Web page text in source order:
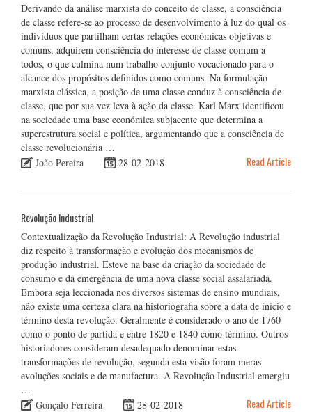
Derivando da análise marxista do conceito de classe, a consciência
de classe refere-se ao processo de desenvolvimento à luz do qual os
indivíduos que partilham certas relações económicas objetivas e
comuns, adquirem consciência do interesse de classe comum a
todos, o que culmina num trabalho conjunto vocacionado para o
alcance dos propósitos definidos como comuns. Na formulação
marxista clássica, a posição de uma classe conduz à consciência de
classe, que por sua vez leva à ação da classe. Karl Marx identificou
na sociedade uma base económica subjacente que determina a
superestrutura social e política, argumentando que a consciência de
classe revolucionária …
João Pereira
28-02-2018 Read Article
Revolução Industrial
Contextualização da Revolução Industrial: A Revolução industrial
diz respeito à transformação e evolução dos mecanismos de
produção industrial. Esteve na base da criação da sociedade de
consumo e da emergência de uma nova classe social assalariada.
Embora seja leccionada nos diversos sistemas de ensino mundiais,
não existe uma certeza clara na historiografia sobre a data de início e
término desta revolução. Geralmente é considerado o ano de 1760
como o ponto de partida e entre 1820 e 1840 como término. Outros
historiadores consideram desadequado denominar estas
transformações de revolução, segunda esta visão foram meras
evoluções sociais e de manufactura. A Revolução Industrial emergiu
…
Gonçalo Ferreira
28-02-2018 Read Article